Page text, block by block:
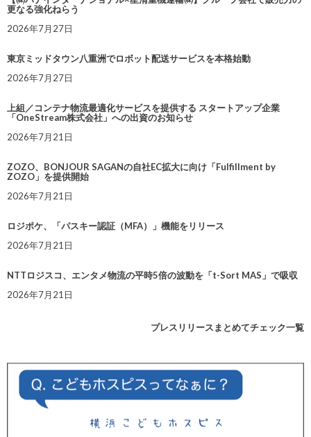
更なる強化ねらう
2026年7月27日
東京ミッドタウン八重洲でロボット配送サービスを本格始動
2026年7月27日
上組／コンテナ物流最適化サービスを提供する スタートアップ企業
「OneStream株式会社」への出資のお知らせ
2026年7月21日
ZOZO、BONJOUR SAGANの自社EC拡大に向け「Fulfillment by
ZOZO」を提供開始
2026年7月21日
ロジポケ、「パスキー認証（MFA）」機能をリリース
2026年7月21日
NTTロジスコ、エンタメ物流の平時5倍の波動を「t-Sort MAS」で吸収
2026年7月21日
プレスリリースまとめてチェック一覧